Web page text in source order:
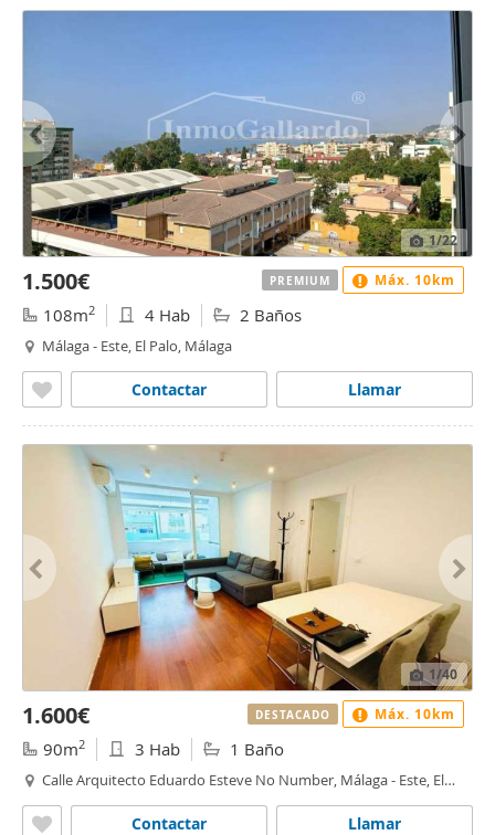
1/22
1.500€
108m2 4 Hab 2 Baños
Málaga - Este, El Palo, Málaga
Llamar
Contactar
PREMIUM Máx. 10km
1/40
1.600€
90m2 3 Hab 1 Baño
Calle Arquitecto Eduardo Esteve No Number, Málaga - Este, El
Llamar
Contactar
DESTACADO Máx. 10km